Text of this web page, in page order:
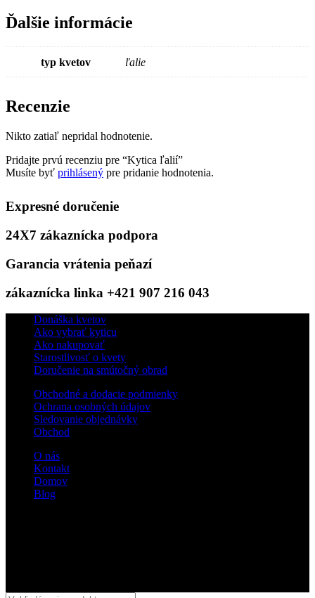
Ďalšie informácie
typ kvetov ľalie
Recenzie
Nikto zatiaľ nepridal hodnotenie.
Pridajte prvú recenziu pre “Kytica ľalií”
Musíte byť prihlásený pre pridanie hodnotenia.
Expresné doručenie
24X7 zákaznícka podpora
Garancia vrátenia peňazí
zákaznícka linka +421 907 216 043
Donáška kvetov
Ako vybrať kyticu
Ako nakupovať
Starostlivosť o kvety
Doručenie na smútočný obrad
Obchodné a dodacie podmienky
Ochrana osobných údajov
Sledovanie objednávky
Obchod
O nás
Kontakt
Domov
Blog